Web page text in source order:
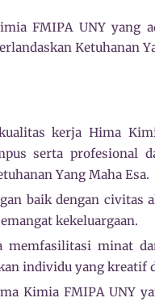
FMIPA UNY yang
Ketuhanan
kerja Hima
serta profesional
Yang Maha Esa.
baik dengan civitas
kekeluargaan.
memfasilitasi minat
individu yang kreatif
Kimia FMIPA UNY